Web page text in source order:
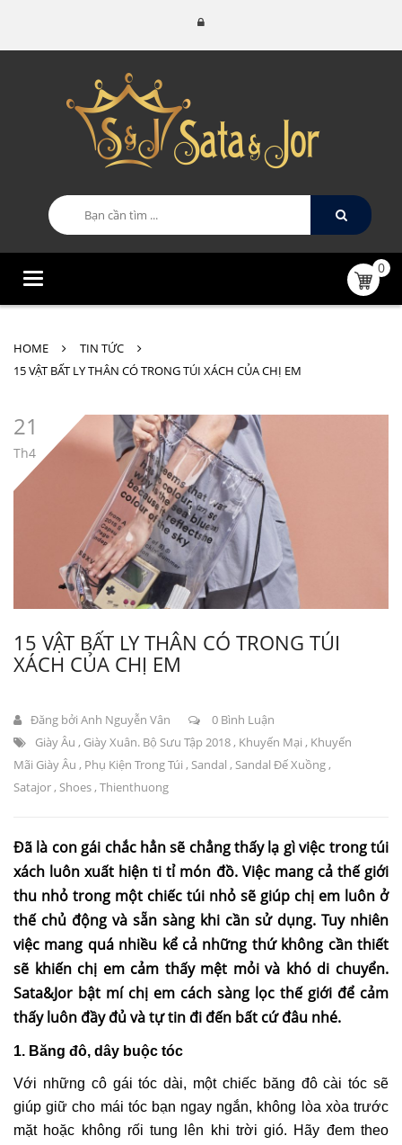
Categories
0
HOME
TIN TỨC
15 VẬT BẤT LY THÂN CÓ TRONG TÚI XÁCH CỦA CHỊ EM
21
Th4
15 VẬT BẤT LY THÂN CÓ TRONG TÚI
XÁCH CỦA CHỊ EM
Đăng bởi Anh Nguyễn Vân
0 Bình Luận
Giày Âu , Giày Xuân. Bộ Sưu Tập 2018, Khuyến Mại , Khuyến
Mãi Giày Âu , Phụ Kiện Trong Túi , Sandal , Sandal Đế Xuồng,
Satajor, Shoes, Thienthuong
Đã là con gái chắc hẳn sẽ chẳng thấy lạ gì việc trong túi
xách luôn xuất hiện ti tỉ món đồ. Việc mang cả thế giới
thu nhỏ trong một chiếc túi nhỏ sẽ giúp chị em luôn ở
thế chủ động và sẵn sàng khi cần sử dụng. Tuy nhiên
việc mang quá nhiều kể cả những thứ không cần thiết
sẽ khiến chị em cảm thấy mệt mỏi và khó di chuyển.
Sata&Jor bật mí chị em cách sàng lọc thế giới để cảm
thấy luôn đầy đủ và tự tin đi đến bất cứ đâu nhé.
1. Băng đô, dây buộc tóc
Với những cô gái tóc dài, một chiếc băng đô cài tóc sẽ
giúp giữ cho mái tóc bạn ngay ngắn, không lòa xòa trước
mặt hoặc không rối tung lên khi trời gió. Hãy đem theo